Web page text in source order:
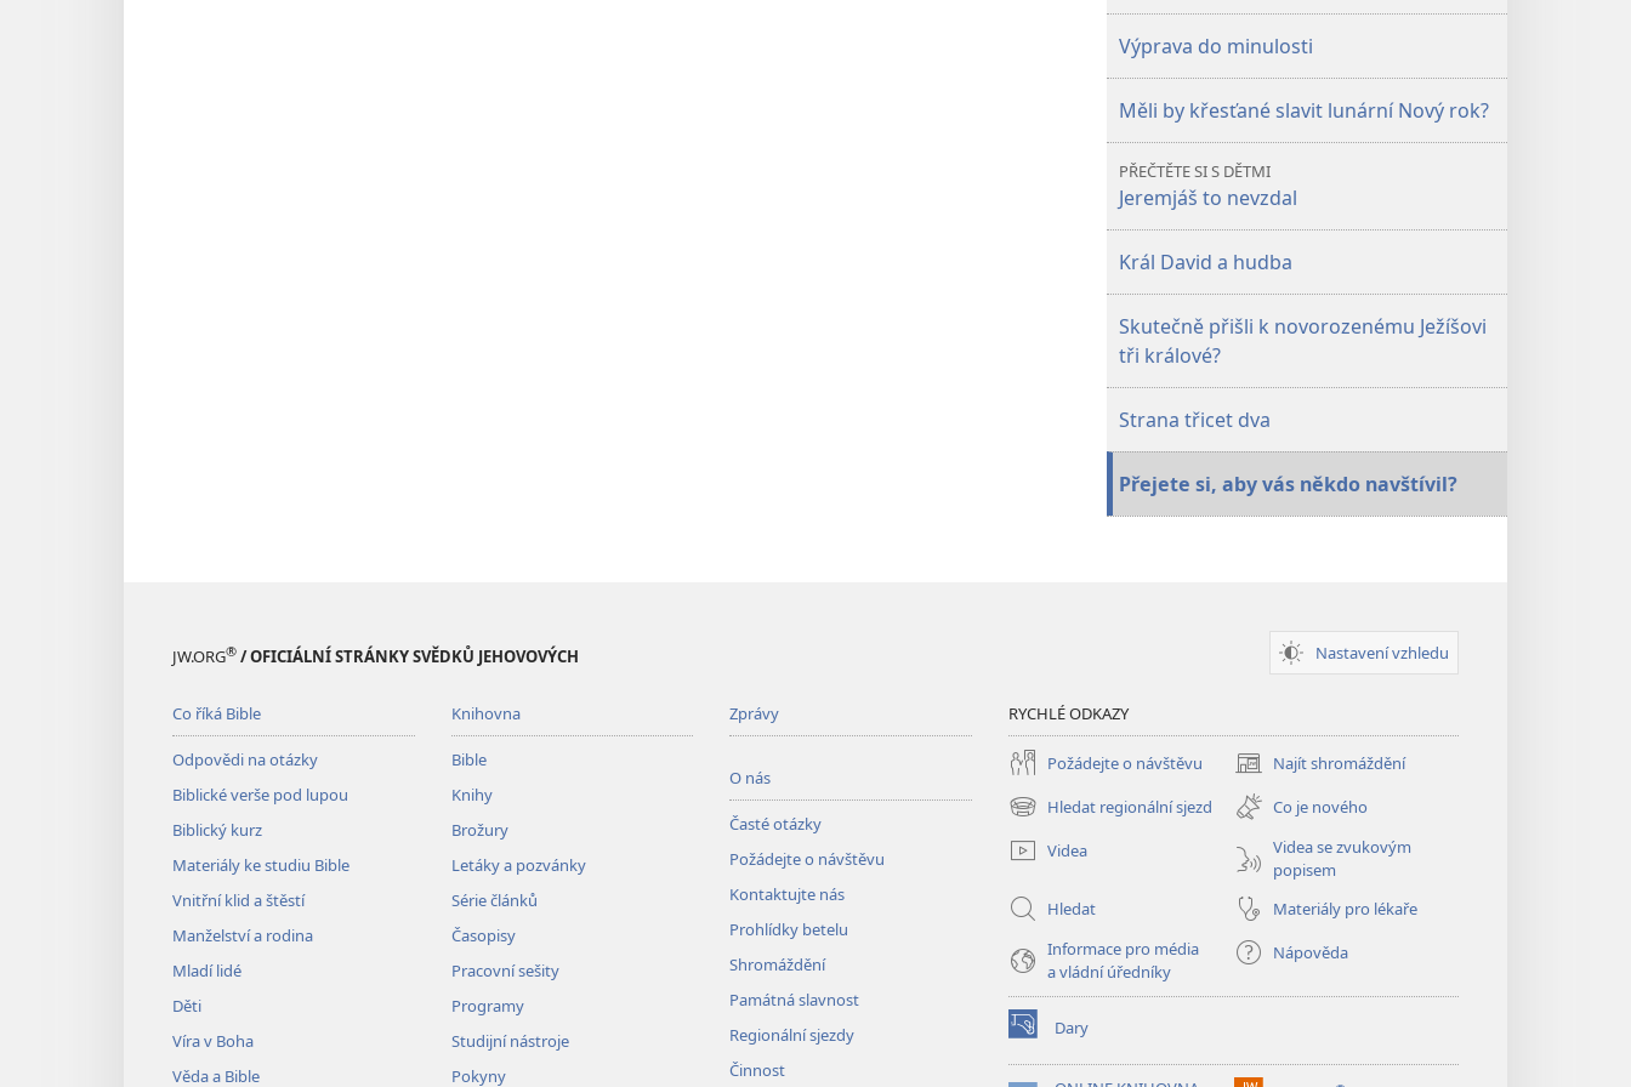
Výprava do minulosti
Měli by křesťané slavit lunární Nový rok?
PŘEČTĚTE SI S DĚTMI
Jeremjáš to nevzdal
Král David a hudba
Skutečně přišli k novorozenému Ježíšovi
tři králové?
Strana třicet dva
Přejete si, aby vás někdo navštívil?
JW.ORG® / OFICIÁLNÍ STRÁNKY SVĚDKŮ JEHOVOVÝCH Nastavení vzhledu
Co říká Bible
Odpovědi na otázky
Biblické verše pod lupou
Biblický kurz
Materiály ke studiu Bible
Vnitřní klid a štěstí
Manželství a rodina
Mladí lidé
Děti
Víra v Boha
Věda a Bible
Knihovna
Bible
Knihy
Brožury
Letáky a pozvánky
Série článků
Časopisy
Pracovní sešity
Programy
Studijní nástroje
Pokyny
Zprávy
O nás
Časté otázky
Požádejte o návštěvu
Kontaktujte nás
Prohlídky betelu
Shromáždění
Památná slavnost
Regionální sjezdy
Činnost
RYCHLÉ ODKAZY
Požádejte o návštěvu Najít shromáždění
(otevřeno
nové
okno)
Hledat regionální sjezd
(otevřeno
nové
okno)
Co je nového
Videa
Videa se zvukovým
popisem
Hledat
Materiály pro lékaře
Informace pro média
a vládní úředníky
Nápověda
Dary
(otevřeno
nové